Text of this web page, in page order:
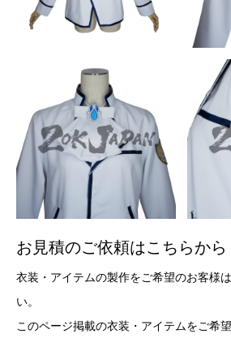
お見積のご依頼はこちらから
衣装・アイテムの製作をご希望のお客様
い。
このページ掲載の衣装・アイテムをご希